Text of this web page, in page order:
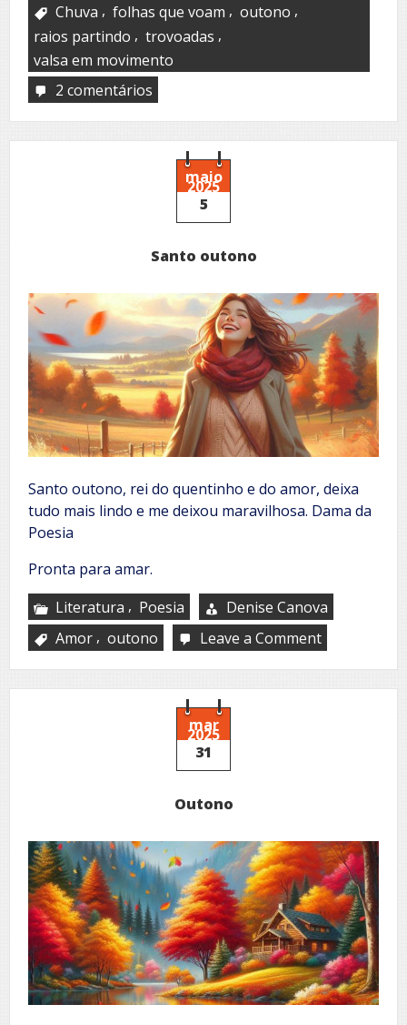
Chuva , folhas que voam , outono ,
raios partindo , trovoadas ,
valsa em movimento
2 comentários
de
Outono
maio
2025
5
Santo outono
Santo outono, rei do quentinho e do amor, deixa
tudo mais lindo e me deixou maravilhosa. Dama da
Poesia
Pronta para amar.
Literatura , Poesia
Denise Canova
Amor , outono Leave a Commenton
outono
mar
2025
31
Outono